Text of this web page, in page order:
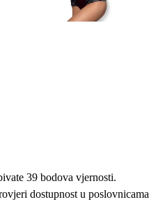
39 bodova vjernosti.
dostupnost u poslovnicama